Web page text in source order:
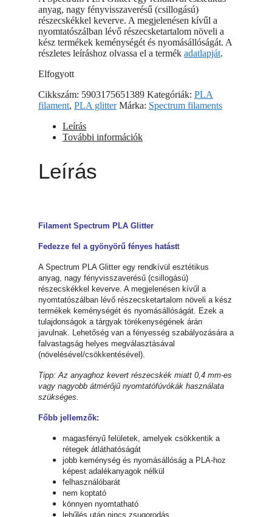
anyag, nagy fényvisszaverésű (csillogású)
részecskékkel keverve. A megjelenésen kívűl a
nyomtatószálban lévő részecsketartalom növeli a
kész termékek keménységét és nyomásállóságát. A
részletes leíráshoz olvassa el a termék adatlapját.
Elfogyott
Cikkszám: 5903175651389 Kategóriák: PLA
filament, PLA glitter Márka: Spectrum filaments
Leírás
További információk
Leírás
Filament Spectrum PLA Glitter
Fedezze fel a gyönyörű fényes hatástt
A Spectrum PLA Glitter egy rendkívül esztétikus
anyag, nagy fényvisszaverésű (csillogású)
részecskékkel keverve. A megjelenésen kívűl a
nyomtatószálban lévő részecsketartalom növeli a kész
termékek keménységét és nyomásállóságát. Ezek a
tulajdonságok a tárgyak törékenységének árán
javulnak. Lehetőség van a fényesség szabályozására a
falvastagság helyes megválasztásával
(növelésével/csökkentésével).
Tipp: Az anyaghoz kevert részecskék miatt 0,4 mm-es
vagy nagyobb átmérőjű nyomtatófúvókák használata
szükséges.
Főbb jellemzők:
magasfényű felületek, amelyek csökkentik a
rétegek átláthatóságát
jobb keménység és nyomásállóság a PLA-hoz
képest adalékanyagok nélkül
felhasználóbarát
nem koptató
könnyen nyomtatható
lehűlés után nincs zsugorodás